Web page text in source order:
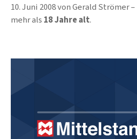
10. Juni 2008vonGerald Strömer
mehr als 18 Jahre alt.